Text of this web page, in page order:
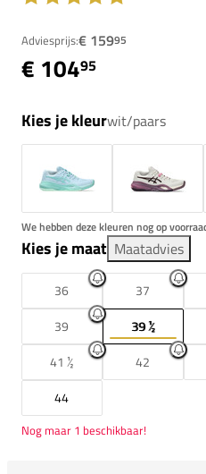
Adviesprijs:€ 15995
€ 10495
Kies je kleurwit/paars
We hebben deze kleuren nog op
Kies je maat Maatadvies
36 37
39
39 ½
41 ½
42
44
Nog maar 1 beschikbaar!